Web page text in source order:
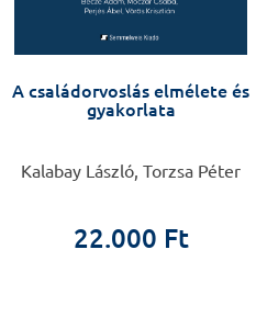
A családorvoslás elmélete és
gyakorlata
Kalabay László, Torzsa Péter
22.000 Ft